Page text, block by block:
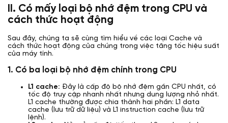
II. Có mấy loại bộ nhớ đệm trong CPU và
cách thức hoạt động
Sau đây, chúng ta sẽ cùng tìm hiểu về các loại Cache và
cách thức hoạt động của chúng trong việc tăng tốc hiệu suất
của máy tính.
1. Có ba loại bộ nhớ đệm chính trong CPU
L1 cache: Đây là cấp độ bộ nhớ đệm gần CPU nhất, có
tốc độ truy cập nhanh nhất nhưng dung lượng nhỏ nhất.
L1 cache thường được chia thành hai phần: L1 data
cache (lưu trữ dữ liệu) và L1 instruction cache (lưu trữ
lệnh).